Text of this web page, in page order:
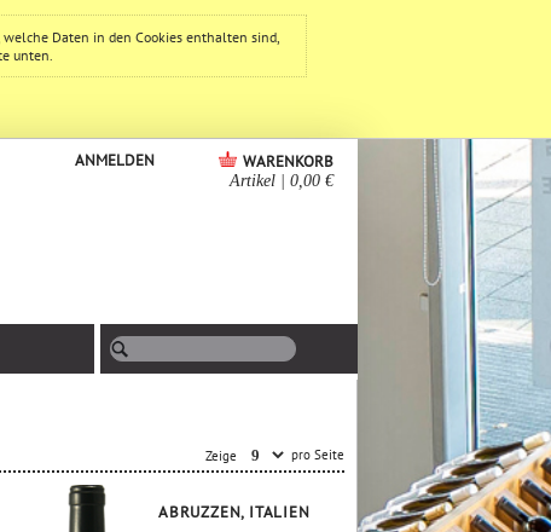
Daten in den Cookies enthalten sind,
unten.
WARENKORB
Artikel 0,00 €
ANMELDEN
Zeige pro Seite
ABRUZZEN, ITALIEN